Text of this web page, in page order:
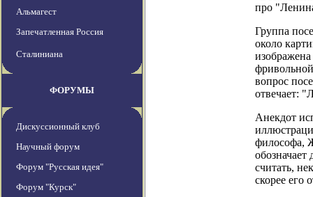
Альмагест
Запечатленная Россия
Сталиниана
ФОРУМЫ
Дискуссионный клуб
Научный форум
Форум "Русская идея"
Форум "Курск"
про
Группа
около
вопрос
отвечает:
Анекдот
философа,
считать,
скорее его